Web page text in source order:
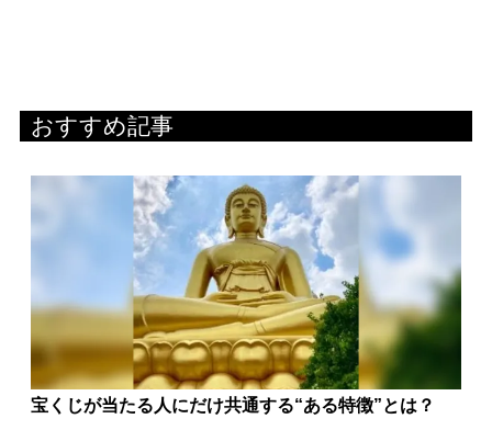
おすすめ記事
宝くじが当たる人にだけ共通する“ある特徴”とは？